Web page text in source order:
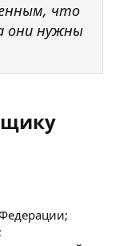
что
они нужны
;